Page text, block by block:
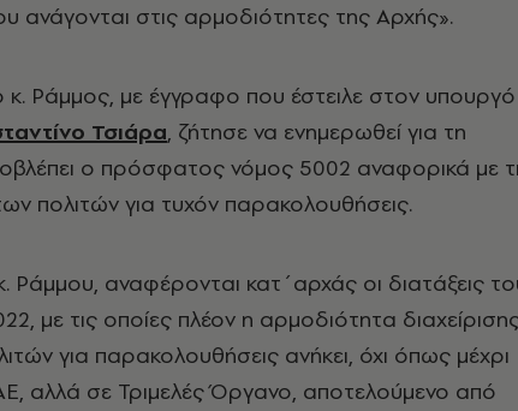
ανάγονται στις αρμοδιότητες της Αρχής».
ο κ. Ράμμος, με έγγραφο που έστειλε στον υπουργό
Τσιάρα, ζήτησε να ενημερωθεί για τη
ο πρόσφατος νόμος 5002 αναφορικά με
πολιτών για τυχόν παρακολουθήσεις.
Ράμμου, αναφέρονται κατ΄αρχάς οι διατάξεις
με τις οποίες πλέον η αρμοδιότητα
για παρακολουθήσεις ανήκει, όχι όπως μέχρι
αλλά σε Τριμελές Όργανο, αποτελούμενο από